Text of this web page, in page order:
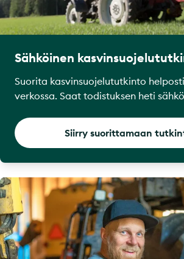
Sähköinen
Suorita kasvinsuojelututkinto
verkossa. Saat todistuksen heti
Siirry suorittamaan